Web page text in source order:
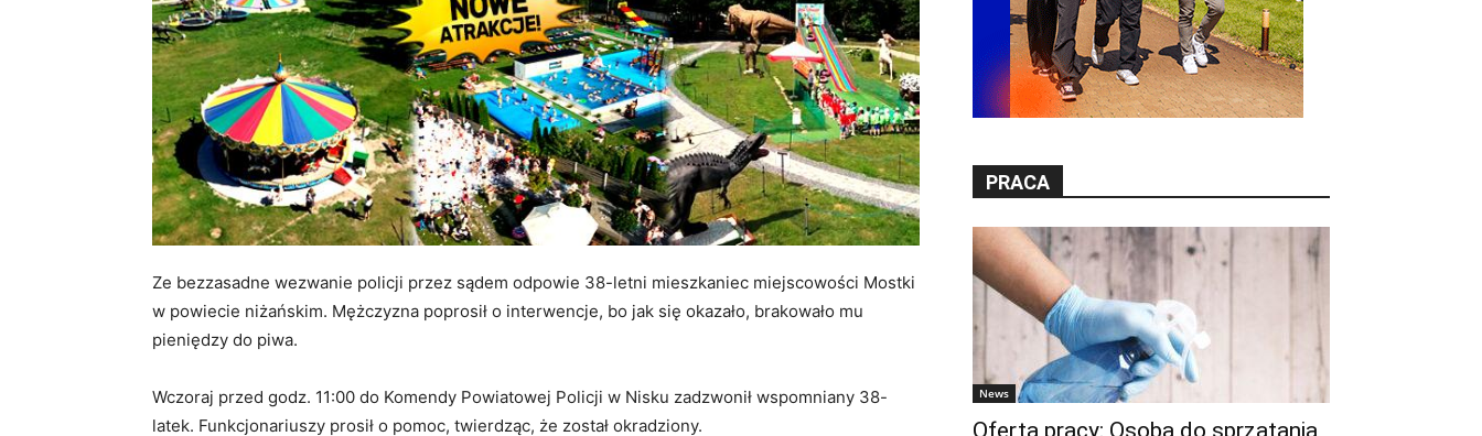
Ze bezzasadne wezwanie policji przez sądem odpowie 38-letni mieszkaniec miejscowości Mostki
w powiecie niżańskim. Mężczyzna poprosił o interwencje, bo jak się okazało, brakowało mu
pieniędzy do piwa.
Wczoraj przed godz. 11:00 do Komendy Powiatowej Policji w Nisku zadzwonił wspomniany 38-
latek. Funkcjonariuszy prosił o pomoc, twierdząc, że został okradziony.
PRACA
News
Oferta pracy: Osoba do sprzątania